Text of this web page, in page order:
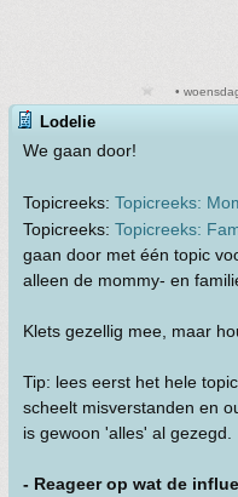
•
Lodelie
We gaan door!
Topicreeks: Topicreeks:
Topicreeks: Topicreeks:
gaan door met één topic
alleen de mommy- en
Klets gezellig mee, maar
Tip: lees eerst het hele
scheelt misverstanden en
is gewoon 'alles' al gezegd.
- Reageer op wat de